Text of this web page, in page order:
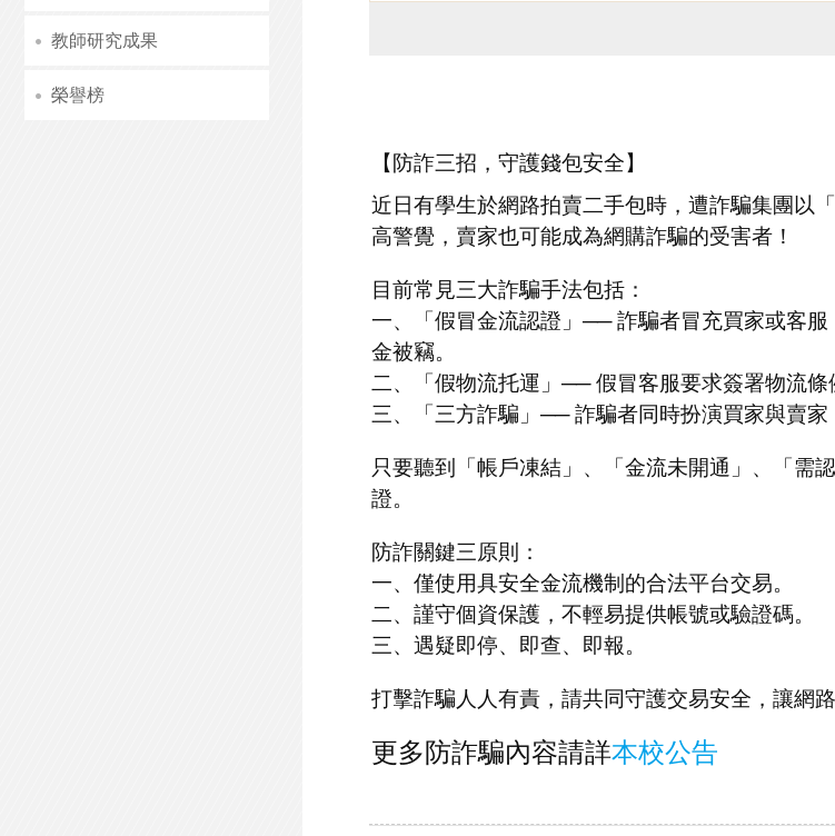
【防詐三招，守護錢包安全】
近日有學生於網路拍賣二手包時，遭詐騙集團以
高警覺，賣家也可能成為網購詐騙的受害者！
目前常見三大詐騙手法包括：
一、「假冒金流認證」── 詐騙者冒充買家或客
金被竊。
二、「假物流托運」── 假冒客服要求簽署物流條
三、「三方詐騙」── 詐騙者同時扮演買家與賣家
只要聽到「帳戶凍結」、「金流未開通」、「需
證。
防詐關鍵三原則：
一、僅使用具安全金流機制的合法平台交易。
二、謹守個資保護，不輕易提供帳號或驗證碼。
三、遇疑即停、即查、即報。
打擊詐騙人人有責，請共同守護交易安全，讓網
更多防詐騙內容請詳本校公告
教師研究成果
榮譽榜